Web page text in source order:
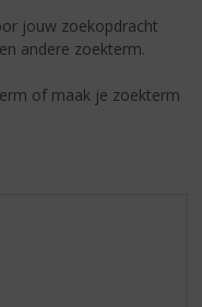
jouw zoekopdracht
andere zoekterm.
of maak je zoekterm